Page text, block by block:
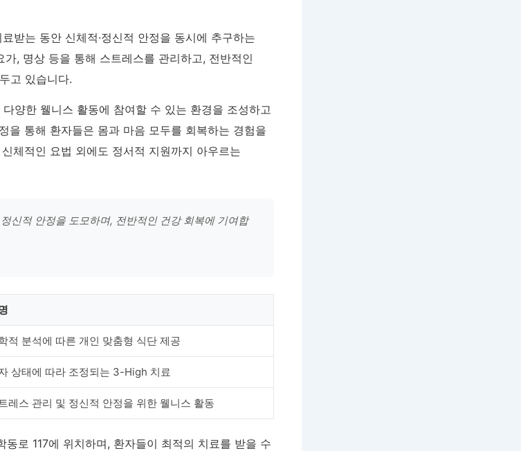
받는 동안 신체적·정신적 안정을 동시에 추구하는
, 명상 등을 통해 스트레스를 관리하고, 전반적인
고 있습니다.
양한 웰니스 활동에 참여할 수 있는 환경을 조성하고
을 통해 환자들은 몸과 마음 모두를 회복하는 경험을
체적인 요법 외에도 정서적 지원까지 아우르는
신적 안정을 도모하며, 전반적인 건강 회복에 기여합
적 분석에 따른 개인 맞춤형 식단 제공
상태에 따라 조정되는 3-High 치료
레스 관리 및 정신적 안정을 위한 웰니스 활동
로 117에 위치하며, 환자들이 최적의 치료를 받을 수